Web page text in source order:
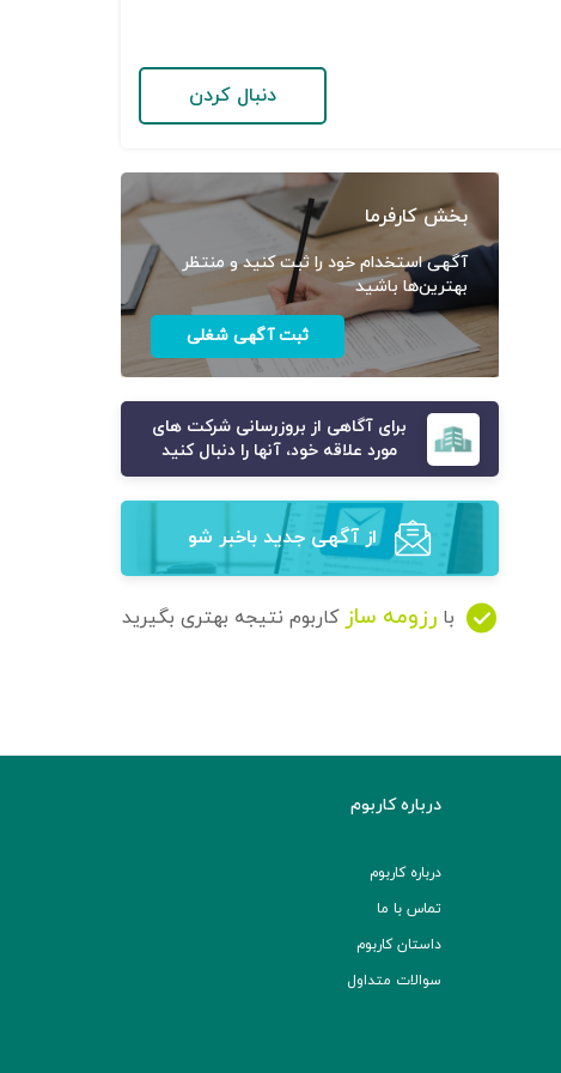
دنبال کردن
بخش کارفرما
آگهی استخدام خود را ثبت کنید و منتظر
بهترین‌ها باشید
ثبت آگهی شغلی
برای آگاهی از بروزرسانی شرکت های
مورد علاقه خود، آنها را دنبال کنید
از آگهی‌ جدید باخبر شو
با رزومه ساز کاربوم نتیجه بهتری بگیرید
درباره کاربوم
درباره کاربوم
تماس با ما
داستان کاربوم
سوالات متداول